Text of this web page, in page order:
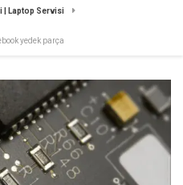
| Laptop Servisi
yedek parça